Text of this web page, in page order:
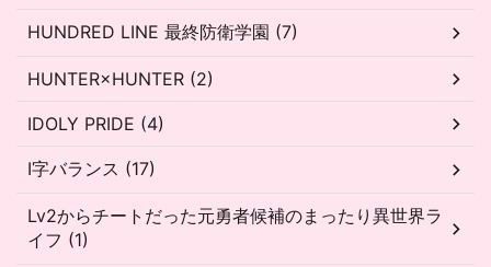
HUNDRED LINE 最終防衛学園 (7)
HUNTER×HUNTER (2)
IDOLY PRIDE (4)
I字バランス (17)
Lv2からチートだった元勇者候補のまったり異世界ラ
イフ (1)